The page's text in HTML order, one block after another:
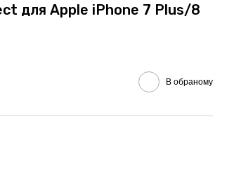
для Apple iPhone 7 Plus/8
В обраному